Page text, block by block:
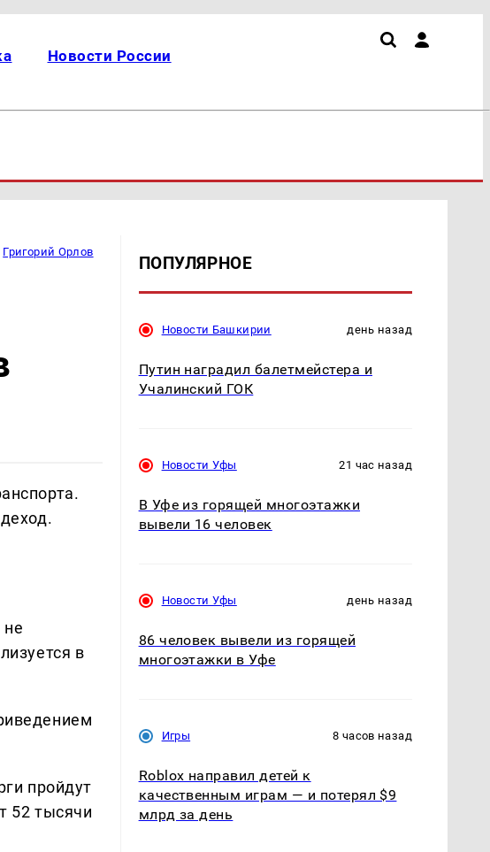
Новости России
Григорий Орлов
не
в
пройдут
52 тысячи
ПОПУЛЯРНОЕ
Новости Башкирии день назад
Путин наградил балетмейстера и
Учалинский ГОК
Новости Уфы 21 час назад
В Уфе из горящей многоэтажки
вывели 16 человек
Новости Уфы день назад
86 человек вывели из горящей
многоэтажки в Уфе
Игры 8 часов назад
Roblox направил детей к
качественным играм — и потерял $9
млрд за день